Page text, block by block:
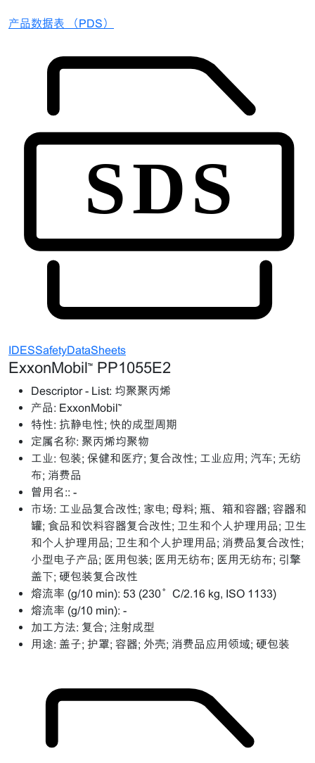
产品数据表 （PDS）
IDESSafetyDataSheets
ExxonMobil™ PP1055E2
Descriptor - List: 均聚聚丙烯
产品: ExxonMobil™
特性: 抗静电性; 快的成型周期
定属名称: 聚丙烯均聚物
工业: 包装; 保健和医疗; 复合改性; 工业应用; 汽车; 无纺
布; 消费品
曾用名:: -
市场: 工业品复合改性; 家电; 母料; 瓶、箱和容器; 容器和
罐; 食品和饮料容器复合改性; 卫生和个人护理用品; 卫生
和个人护理用品; 卫生和个人护理用品; 消费品复合改性;
小型电子产品; 医用包装; 医用无纺布; 医用无纺布; 引擎
盖下; 硬包装复合改性
熔流率 (g/10 min): 53 (230°C/2.16 kg, ISO 1133)
熔流率 (g/10 min): -
加工方法: 复合; 注射成型
用途: 盖子; 护罩; 容器; 外壳; 消费品应用领域; 硬包装